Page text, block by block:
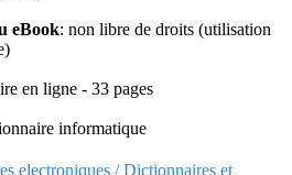
eBook: non libre de droits (utilisation
en ligne - 33 pages
informatique
electroniques / Dictionnaires et